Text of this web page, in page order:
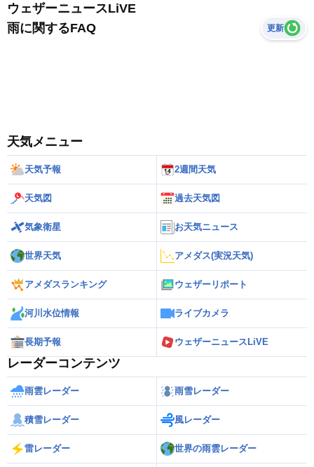
ウェザーニュースLiVE
雨に関するFAQ
更新
天気メニュー
天気予報 2週間天気
天気図 過去天気図
気象衛星 お天気ニュース
世界天気 アメダス(実況天気)
アメダスランキング ウェザーリポート
河川水位情報 ライブカメラ
長期予報 ウェザーニュースLiVE
レーダーコンテンツ
雨雲レーダー 雨雪レーダー
積雪レーダー 風レーダー
雷レーダー 世界の雨雲レーダー